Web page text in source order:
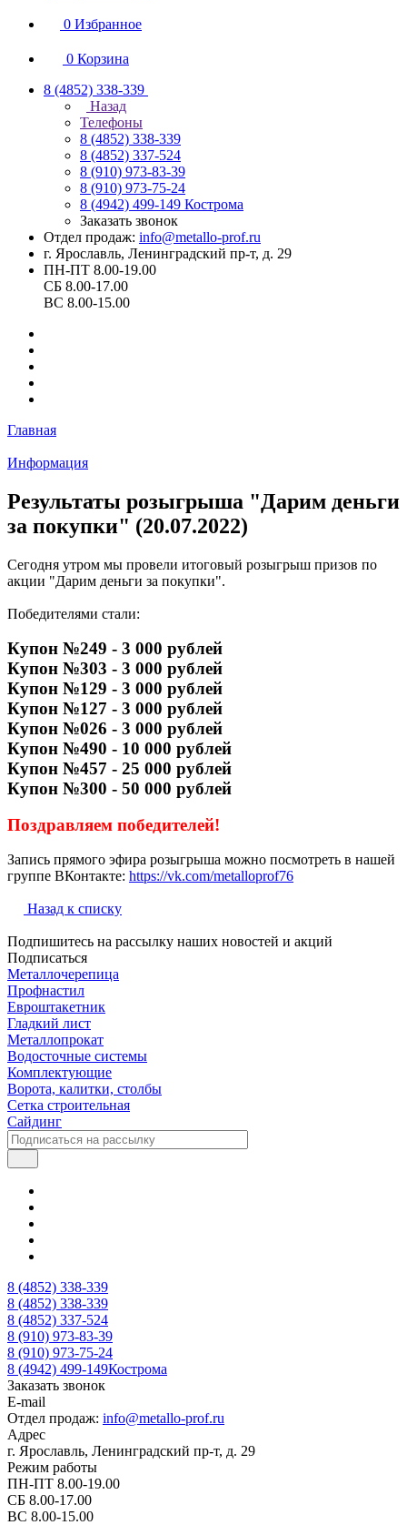
0 Избранное
0 Корзина
8 (4852) 338-339
Назад
Телефоны
8 (4852) 338-339
8 (4852) 337-524
8 (910) 973-83-39
8 (910) 973-75-24
8 (4942) 499-149 Кострома
Заказать звонок
Отдел продаж: info@metallo-prof.ru
г. Ярославль, Ленинградский пр-т, д. 29
ПН-ПТ 8.00-19.00
СБ 8.00-17.00
ВС 8.00-15.00
Главная
Информация
Результаты розыгрыша "Дарим деньги
за покупки" (20.07.2022)
Сегодня утром мы провели итоговый розыгрыш призов по
акции "Дарим деньги за покупки".
Победителями стали:
Купон №249 - 3 000 рублей
Купон №303 - 3 000 рублей
Купон №129 - 3 000 рублей
Купон №127 - 3 000 рублей
Купон №026 - 3 000 рублей
Купон №490 - 10 000 рублей
Купон №457 - 25 000 рублей
Купон №300 - 50 000 рублей
Поздравляем победителей!
Запись прямого эфира розыгрыша можно посмотреть в нашей
группе ВКонтакте: https://vk.com/metalloprof76
Назад к списку
Подпишитесь на рассылку наших новостей и акций
Подписаться
Металлочерепица
Профнастил
Евроштакетник
Гладкий лист
Металлопрокат
Водосточные системы
Комплектующие
Ворота, калитки, столбы
Сетка строительная
Сайдинг
8 (4852) 338-339
8 (4852) 338-339
8 (4852) 337-524
8 (910) 973-83-39
8 (910) 973-75-24
8 (4942) 499-149Кострома
Заказать звонок
E-mail
Отдел продаж: info@metallo-prof.ru
Адрес
г. Ярославль, Ленинградский пр-т, д. 29
Режим работы
ПН-ПТ 8.00-19.00
СБ 8.00-17.00
ВС 8.00-15.00